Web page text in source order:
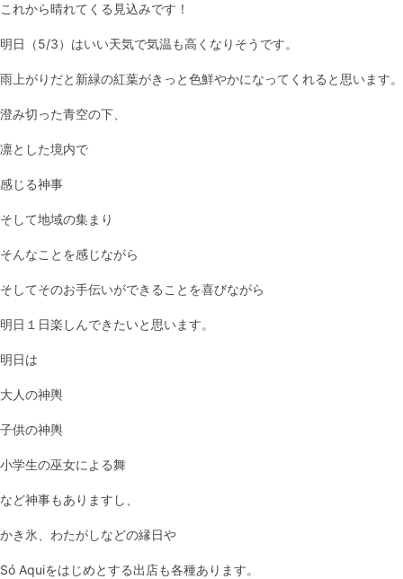
これから晴れてくる見込みです！
明日（5/3）はいい天気で気温も高くなりそうです。
雨上がりだと新緑の紅葉がきっと色鮮やかになってくれると思います。
澄み切った青空の下、
凛とした境内で
感じる神事
そして地域の集まり
そんなことを感じながら
そしてそのお手伝いができることを喜びながら
明日１日楽しんできたいと思います。
明日は
大人の神輿
子供の神輿
小学生の巫女による舞
など神事もありますし、
かき氷、わたがしなどの縁日や
Só Aquiをはじめとする出店も各種あります。